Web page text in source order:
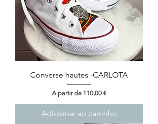
Converse hautes -CARLOTA
A partir de 110,00 €
Preço promocional
Adicionar ao carrinho